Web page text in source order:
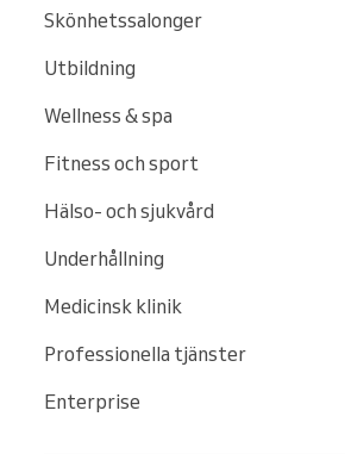
Skönhetssalonger
Utbildning
Wellness & spa
Fitness och sport
Hälso- och sjukvård
Underhållning
Medicinsk klinik
Professionella tjänster
Enterprise